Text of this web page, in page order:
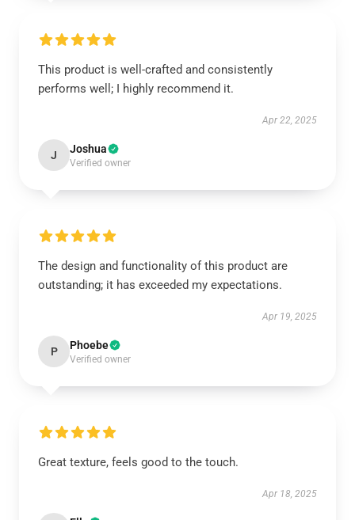
This product is well-crafted and consistently
performs well; I highly recommend it.
Apr 22, 2025
J Joshua
Verified owner
The design and functionality of this product are
outstanding; it has exceeded my expectations.
Apr 19, 2025
P Phoebe
Verified owner
Great texture, feels good to the touch.
Apr 18, 2025